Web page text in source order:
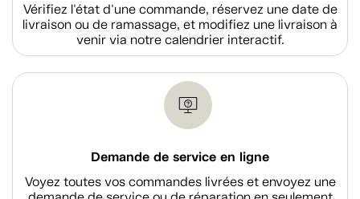
Vérifiez l'état d'une commande, réservez une date de
livraison ou de ramassage, et modifiez une livraison à
venir via notre calendrier interactif.
Demande de service en ligne
Voyez toutes vos commandes livrées et envoyez une